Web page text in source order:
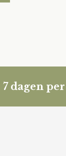
7 dagen